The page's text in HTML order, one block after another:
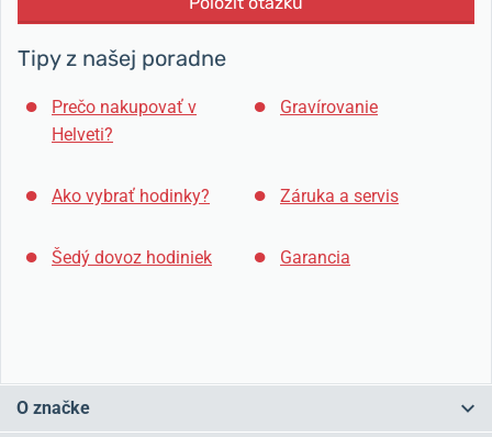
Tipy z našej poradne
Prečo nakupovať v
Helveti?
Gravírovanie
Ako vybrať hodinky? Záruka a servis
Šedý dovoz hodiniek Garancia
O značke